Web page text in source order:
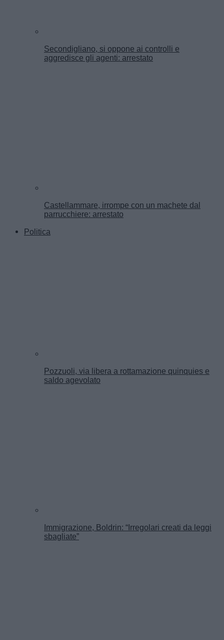
Secondigliano, si oppone ai controlli e
aggredisce gli agenti: arrestato
Castellammare, irrompe con un machete dal
parrucchiere: arrestato
Politica
Pozzuoli, via libera a rottamazione quinquies e
saldo agevolato
Immigrazione, Boldrin: “Irregolari creati da leggi
sbagliate”